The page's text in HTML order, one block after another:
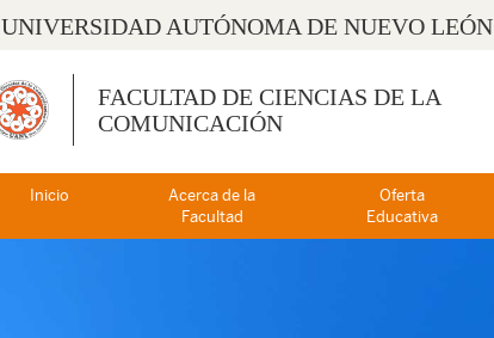
UNIVERSIDAD AUTÓNOMA DE NUEVO LEÓN
FACULTAD DE CIENCIAS DE LA
COMUNICACIÓN
Inicio
Acerca de la
Facultad
Oferta
Educativa